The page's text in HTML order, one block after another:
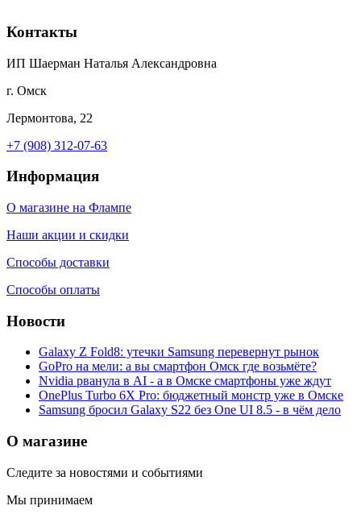
Контакты
ИП Шаерман Наталья Александровна
г. Омск
Лермонтова, 22
+7 (908) 312-07-63
Информация
О магазине на Флампе
Наши акции и скидки
Способы доставки
Способы оплаты
Новости
Galaxy Z Fold8: утечки Samsung перевернут рынок
GoPro на мели: а вы смартфон Омск где возьмёте?
Nvidia рванула в AI - а в Омске смартфоны уже ждут
OnePlus Turbo 6X Pro: бюджетный монстр уже в Омске
Samsung бросил Galaxy S22 без One UI 8.5 - в чём дело
О магазине
Следите за новостями и событиями
Мы принимаем